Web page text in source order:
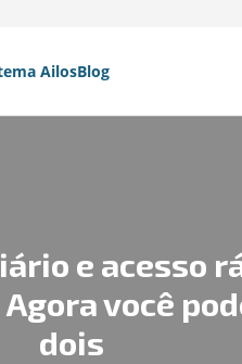
AilosBlog
e acesso
você
dois